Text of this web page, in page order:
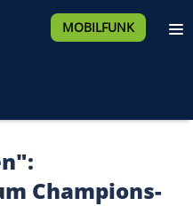
MOBILFUNK
Champions-